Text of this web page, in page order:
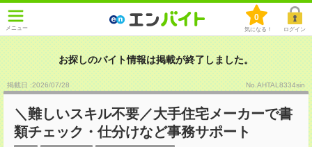
メニュー
0
気になる！ ログイン
お探しのバイト情報は掲載が終了しました。
掲載日 :2026/07/28 No.AHTAL8334sin
＼難しいスキル不要／大手住宅メーカーで書
類チェック・仕分けなど事務サポート